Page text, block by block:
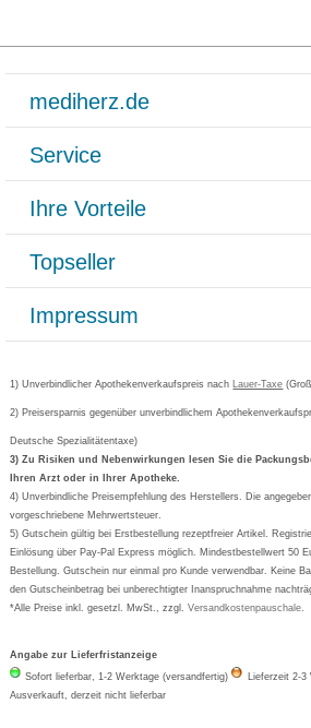
mediherz.de
Glossar
Häufig gestellte Fragen
Datenschutz
AGB
Cookie-Einstellungen
Vertrag widerrufen
Service
Rücksendemöglichkeit
Paketlieferstatus
Versandkosten
Bestellschein ausfüllen
Newsletteranmeldung
Ihre Vorteile
Rezeptlieferung
Bonusprogramm
Gutschein und Rabatte
Kundenbewertung
Topseller
Grippostad
Bepanthen
Formoline
Wick
Eucerin
Basica
Impressum
1) Unverbindlicher Apothekenverkaufspreis nach Lauer-Taxe
2) Preisersparnis gegenüber unverbindlichem
Deutsche Spezialitätentaxe)
3) Zu Risiken und Nebenwirkungen lesen Sie die
Ihren Arzt oder in Ihrer Apotheke.
4) Unverbindliche Preisempfehlung des Herstellers. Die
vorgeschriebene Mehrwertsteuer.
5) Gutschein gültig bei Erstbestellung rezeptfreier Artikel.
Einlösung über Pay-Pal Express möglich. Mindestbestellwert 50
Bestellung. Gutschein nur einmal pro Kunde verwendbar. Keine
den Gutscheinbetrag bei unberechtigter Inanspruchnahme
*Alle Preise inkl. gesetzl. MwSt., zzgl.Versandkostenpauschale.
Angabe zur Lieferfristanzeige
Sofort lieferbar, 1-2 Werktage (versandfertig)
Lieferzeit 2-
Ausverkauft, derzeit nicht lieferbar